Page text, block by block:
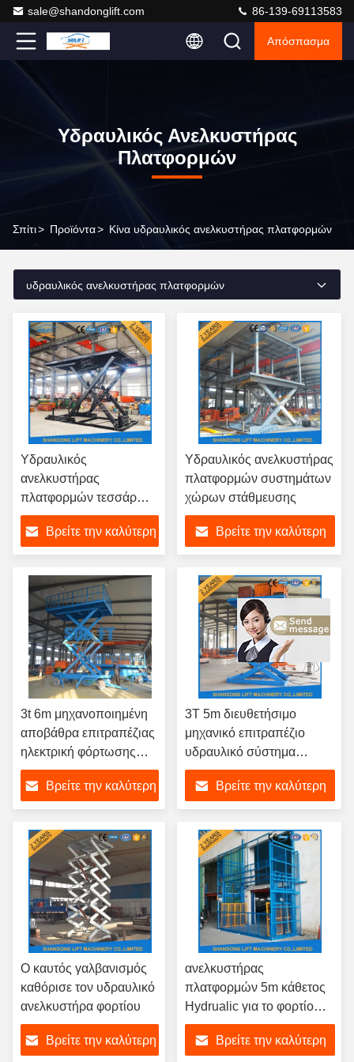
sale@shandonglift.com 86-139-69113583
Απόσπασμα
Υδραυλικός Ανελκυστήρας
Πλατφορμών
Σπίτι> Προϊόντα> Κίνα υδραυλικός ανελκυστήρας πλατφορμών
υδραυλικός ανελκυστήρας πλατφορμών
Υδραυλικός
ανελκυστήρας
πλατφορμών τεσσάρων
κυλίνδρων με το CE
Βρείτε την καλύτερη
Υδραυλικός ανελκυστήρας
πλατφορμών συστημάτων
χώρων στάθμευσης
Βρείτε την καλύτερη
3t 6m μηχανοποιημένη
αποβάθρα επιτραπέζιας
ηλεκτρική φόρτωσης
ανελκυστήρων για την
κίνηση φορτίου
Βρείτε την καλύτερη
3T 5m διευθετήσιμο
μηχανικό επιτραπέζιο
υδραυλικό σύστημα
ανελκυστήρων ψαλιδιού
Βρείτε την καλύτερη
Ο καυτός γαλβανισμός
καθόρισε τον υδραυλικό
ανελκυστήρα φορτίου
Βρείτε την καλύτερη
ανελκυστήρας
πλατφορμών 5m κάθετος
Hydrualic για το φορτίο
αποθηκών εμπορευμάτων
που ανυψώνει την
Βρείτε την καλύτερη